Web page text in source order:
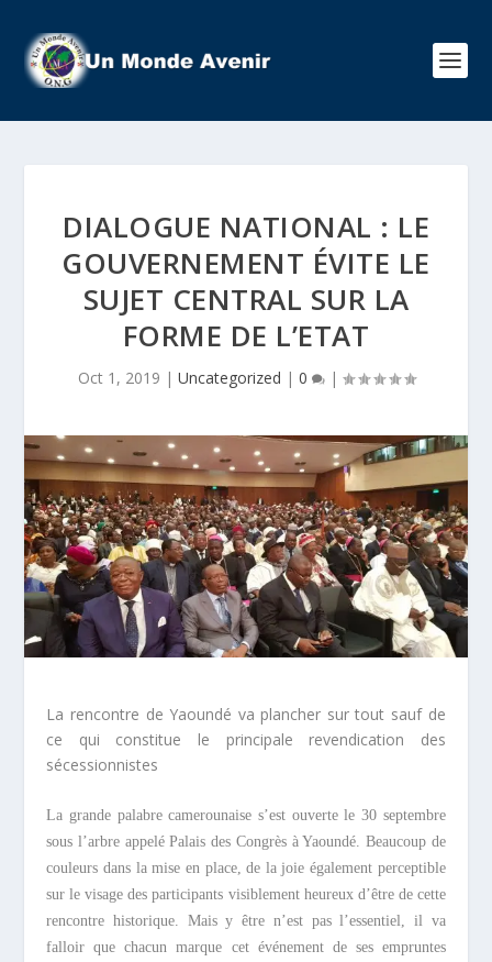
DIALOGUE NATIONAL : LE
GOUVERNEMENT ÉVITE LE
SUJET CENTRAL SUR LA
FORME DE L’ETAT
Oct 1, 2019 | Uncategorized | 0 |
La rencontre de Yaoundé va plancher sur tout sauf de
ce qui constitue le principale revendication des
sécessionnistes
La grande palabre camerounaise s’est ouverte le 30 septembre
sous l’arbre appelé Palais des Congrès à Yaoundé. Beaucoup de
couleurs dans la mise en place, de la joie également perceptible
sur le visage des participants visiblement heureux d’être de cette
rencontre historique. Mais y être n’est pas l’essentiel, il va
falloir que chacun marque cet événement de ses empruntes